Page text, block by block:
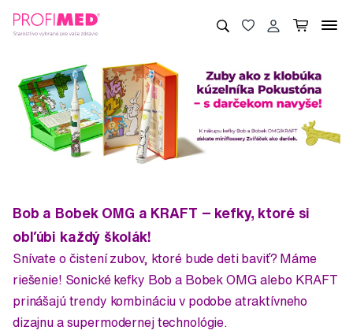
Bob a Bobek OMG a KRAFT − kefky, ktoré si
obľúbi každý školák!
Snívate o čistení zubov, ktoré bude deti baviť? Máme
riešenie! Sonické kefky Bob a Bobek OMG alebo KRAFT
prinášajú trendy kombináciu v podobe atraktívneho
dizajnu a supermodernej technológie.